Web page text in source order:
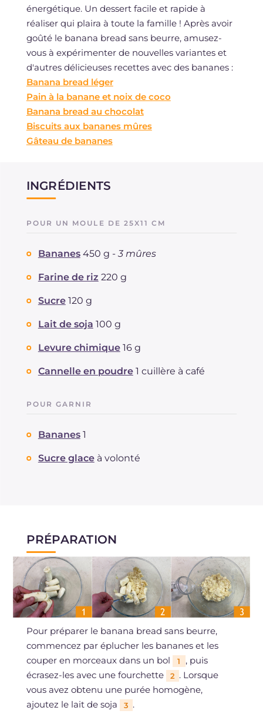
énergétique. Un dessert facile et rapide à
réaliser qui plaira à toute la famille ! Après avoir
goûté le banana bread sans beurre, amusez-
vous à expérimenter de nouvelles variantes et
d'autres délicieuses recettes avec des bananes :
Banana bread léger
Pain à la banane et noix de coco
Banana bread au chocolat
Biscuits aux bananes mûres
Gâteau de bananes
INGRÉDIENTS
POUR UN MOULE DE 25X11 CM
Bananes 450 g -3 mûres
Farine de riz 220 g
Sucre 120 g
Lait de soja 100 g
Levure chimique 16 g
Cannelle en poudre 1 cuillère à café
POUR GARNIR
Bananes 1
Sucre glace à volonté
PRÉPARATION
Pour préparer le banana bread sans beurre,
commencez par éplucher les bananes et les
couper en morceaux dans un bol
1
, puis
écrasez-les avec une fourchette
2 . Lorsque
vous avez obtenu une purée homogène,
ajoutez le lait de soja
3 .